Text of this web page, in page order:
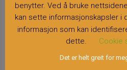
21 05
benytter. Ved å bruke
kan sette informasjonskapsler i
informasjon som kan
dette.
Cookie
Det er helt greit for